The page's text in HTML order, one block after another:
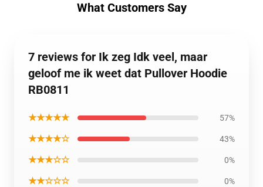
What Customers Say
7 reviews for Ik zeg Idk veel, maar
geloof me ik weet dat Pullover Hoodie
RB0811
★★★★★ 57%
★★★★☆ 43%
★★★☆☆ 0%
★★☆☆☆ 0%